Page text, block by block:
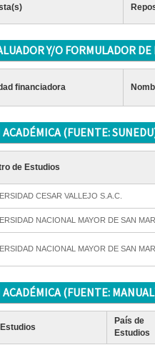
Y/O FORMULADOR DE
financiadora
(FUENTE:
de Estudios
CESAR VALLEJO S.A.C.
NACIONAL MAYOR DE SAN
NACIONAL MAYOR DE SAN
(FUENTE:
País de
Estudios